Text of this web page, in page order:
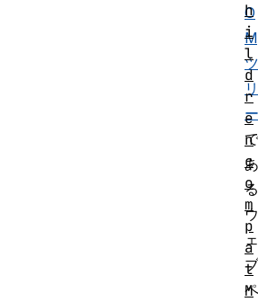
O
M
ツ
リ
ー
で
あ
る
ウ
ェ
ブ
ペ
h
i
l
d
r
e
n
c
o
m
p
a
t
M